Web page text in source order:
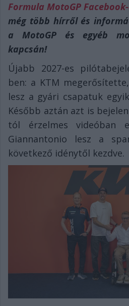
Formula MotoGP
még több hírről és
a MotoGP és egyéb
kapcsán!
Újabb 2027-es
ben: a KTM
lesz a gyári csapatuk
Később aztán azt is
tól érzelmes videóban
Giannantonio lesz a
következő idénytől kezdve.